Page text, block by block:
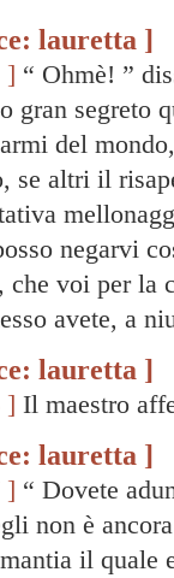
lauretta ]
] “ Ohmè! ”
gran segreto
del
se altri il
negarvi
che voi per la
avete, a
lauretta ]
] Il maestro
lauretta ]
] “ Dovete
non è
il quale